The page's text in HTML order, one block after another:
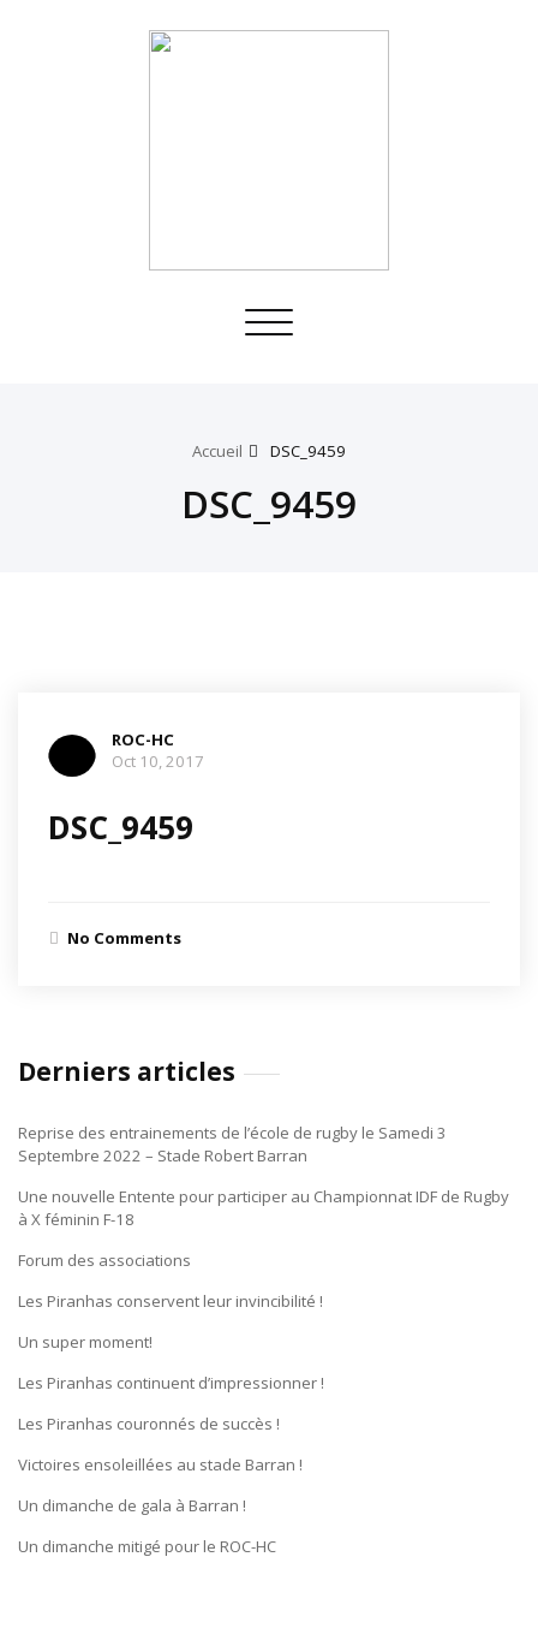
Toggle
Accueil DSC_9459
DSC_9459
ROC-HC
Oct 10, 2017
DSC_9459
No Comments
Derniers articles
Reprise des entrainements de l’école de rugby le Samedi 3
Septembre 2022 – Stade Robert Barran
Une nouvelle Entente pour participer au Championnat IDF de Rugby
à X féminin F-18
Forum des associations
Les Piranhas conservent leur invincibilité !
Un super moment!
Les Piranhas continuent d’impressionner !
Les Piranhas couronnés de succès !
Victoires ensoleillées au stade Barran !
Un dimanche de gala à Barran !
Un dimanche mitigé pour le ROC-HC